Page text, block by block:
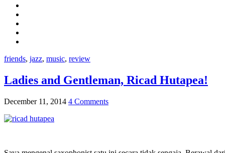
friends, jazz, music, review
Ladies and Gentleman, Ricad Hutapea!
December 11, 2014 4 Comments